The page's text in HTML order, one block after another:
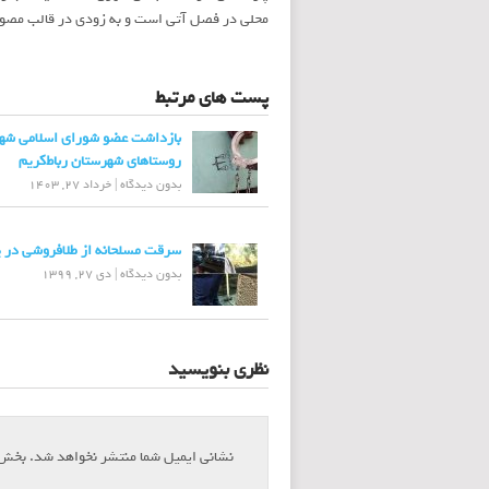
محلی در فصل آتی است و به زودی در قالب
پست های مرتبط
بازداشت عضو شورای اسلامی
روستاهای شهرستان رباط‌کریم
بدون دیدگاه| خرداد 27, 1403
سرقت مسلحانه از طلافروشی در
بدون دیدگاه| دی 27, 1399
نظری بنویسید
نشانی ایمیل شما منتشر نخواهد شد.